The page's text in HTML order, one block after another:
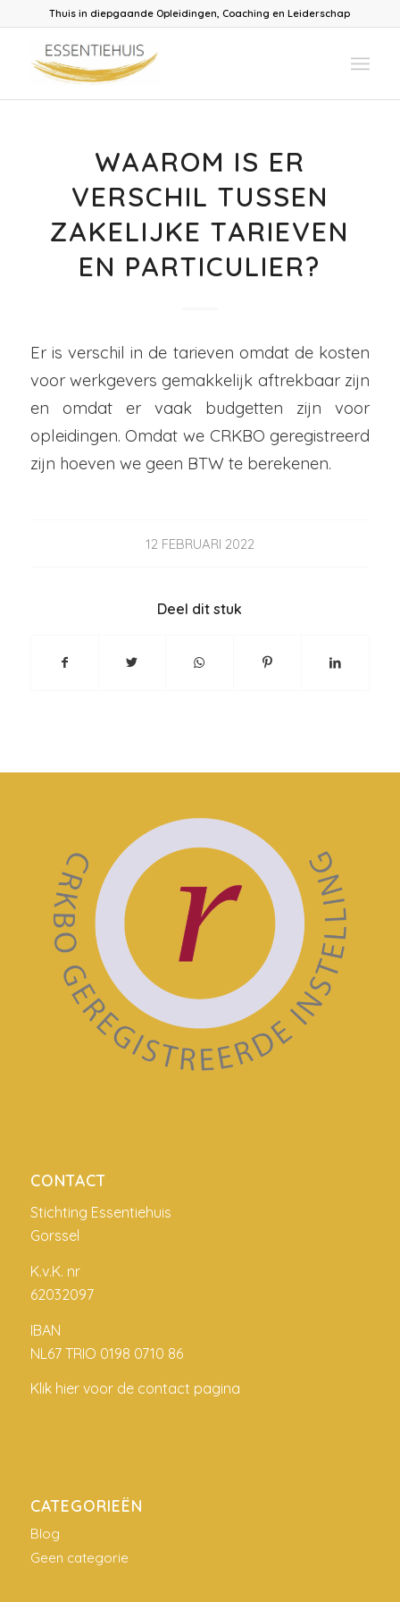
Thuis in diepgaande Opleidingen, Coaching en Leiderschap
WAAROM IS ER
VERSCHIL TUSSEN
ZAKELIJKE TARIEVEN
EN PARTICULIER?
Er is verschil in de tarieven omdat de kosten
voor werkgevers gemakkelijk aftrekbaar zijn
en omdat er vaak budgetten zijn voor
opleidingen. Omdat we CRKBO geregistreerd
zijn hoeven we geen BTW te berekenen.
12 FEBRUARI 2022
Deel dit stuk
CONTACT
Stichting Essentiehuis
Gorssel
K.v.K. nr
62032097
IBAN
NL67 TRIO 0198 0710 86
Klik hier voor de contact pagina
CATEGORIEËN
Blog
Geen categorie